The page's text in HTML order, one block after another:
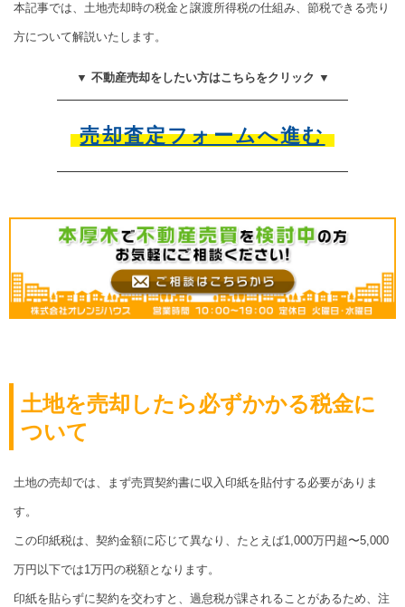
本記事では、土地売却時の税金と譲渡所得税の仕組み、節税できる売り
方について解説いたします。
▼ 不動産売却をしたい方はこちらをクリック ▼
売却査定フォームへ進む
土地を売却したら必ずかかる税金に
ついて
土地の売却では、まず売買契約書に収入印紙を貼付する必要がありま
す。
この印紙税は、契約金額に応じて異なり、たとえば1,000万円超〜5,000
万円以下では1万円の税額となります。
印紙を貼らずに契約を交わすと、過怠税が課されることがあるため、注